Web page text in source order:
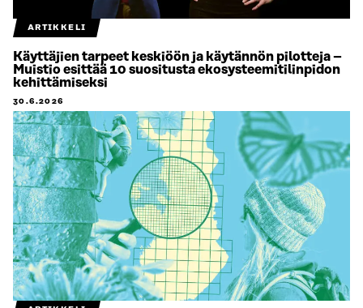
ARTIKKELI
Käyttäjien tarpeet keskiöön ja käytännön pilotteja –
Muistio esittää 10 suositusta ekosysteemitilinpidon
kehittämiseksi
30.6.2026